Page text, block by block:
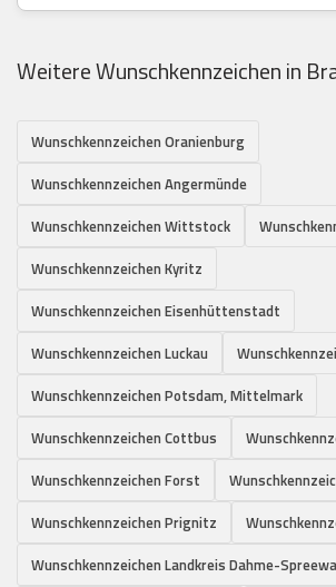
Weitere Wunschkennzeichen in
Wunschkennzeichen Oranienburg
Wunschkennzeichen Angermünde
Wunschkennzeichen Wittstock
Wunschkennzeichen Kyritz
Wunschkennzeichen Eisenhüttenstadt
Wunschkennzeichen Luckau
Wunschkennzeichen Potsdam, Mittelmark
Wunschkennzeichen Cottbus
Wunschkennzeichen Forst
Wunschkennzeichen Prignitz
Wunschkennzeichen Landkreis Dahme-